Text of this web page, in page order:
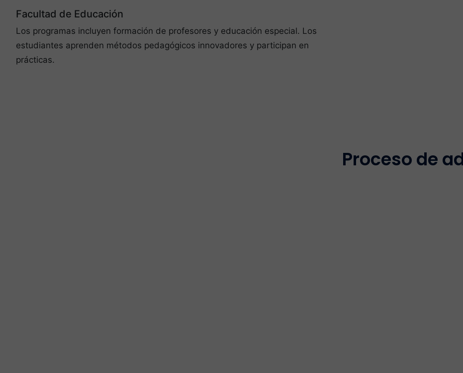
Facultad de Educación
Los programas incluyen formación de profesores y educación especial. Los
estudiantes aprenden métodos pedagógicos innovadores y participan en
prácticas.
Proceso de